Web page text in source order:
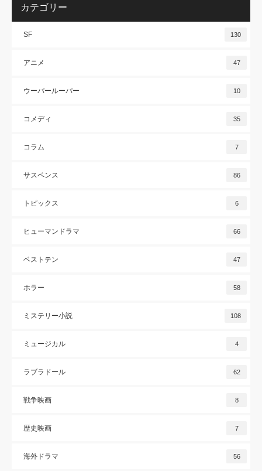
カテゴリー
SF 130
アニメ 47
ウーパールーパー 10
コメディ 35
コラム 7
サスペンス 86
トピックス 6
ヒューマンドラマ 66
ベストテン 47
ホラー 58
ミステリー小説 108
ミュージカル 4
ラブラドール 62
戦争映画 8
歴史映画 7
海外ドラマ 56